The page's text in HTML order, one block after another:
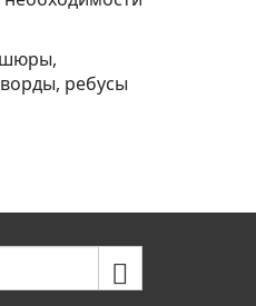
ребусы